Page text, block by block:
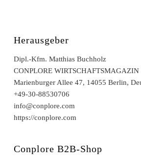
Herausgeber
Dipl.-Kfm. Matthias Buchholz
CONPLORE WIRTSCHAFTSMAGAZIN
Marienburger Allee 47, 14055 Berlin,
+49-30-88530706
info@conplore.com
https://conplore.com
Conplore B2B-Shop